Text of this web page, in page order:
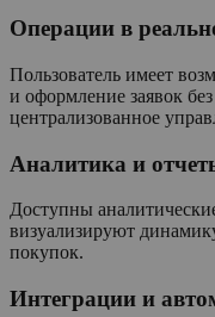
Операции в
Пользователь имеет
и оформление заявок
централизованное
Аналитика и
Доступны
визуализируют
покупок.
Интеграции и